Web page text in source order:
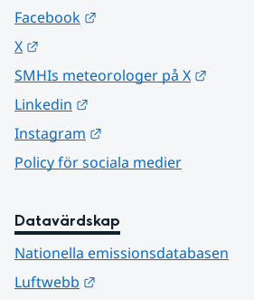
Facebook
X
SMHIs meteorologer på X
Linkedin
Instagram
Policy för sociala medier
Datavärdskap
Nationella emissionsdatabasen
Luftwebb